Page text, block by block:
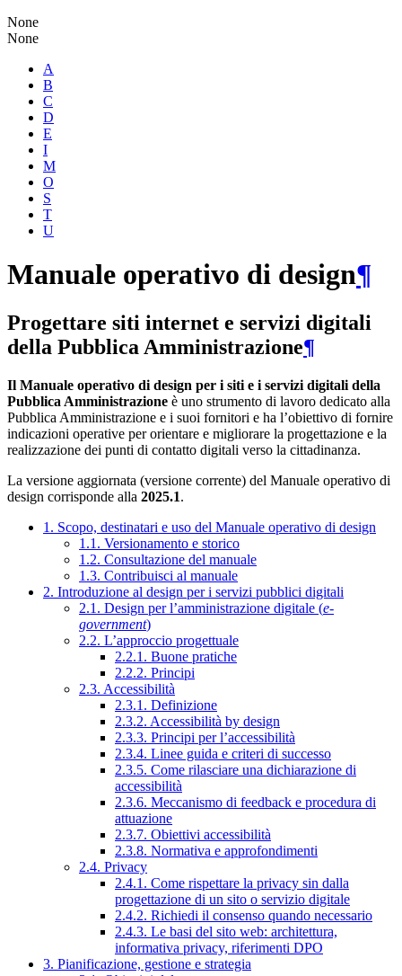
None
None
A
B
C
D
E
I
M
O
S
T
U
Manuale operativo di design¶
Progettare siti internet e servizi digitali
della Pubblica Amministrazione¶
Il Manuale operativo di design per i siti e i servizi digitali della
Pubblica Amministrazione è uno strumento di lavoro dedicato alla
Pubblica Amministrazione e i suoi fornitori e ha l’obiettivo di fornire
indicazioni operative per orientare e migliorare la progettazione e la
realizzazione dei punti di contatto digitali verso la cittadinanza.
La versione aggiornata (versione corrente) del Manuale operativo di
design corrisponde alla 2025.1.
1. Scopo, destinatari e uso del Manuale operativo di design
1.1. Versionamento e storico
1.2. Consultazione del manuale
1.3. Contribuisci al manuale
2. Introduzione al design per i servizi pubblici digitali
2.1. Design per l’amministrazione digitale (e-
government)
2.2. L’approccio progettuale
2.2.1. Buone pratiche
2.2.2. Principi
2.3. Accessibilità
2.3.1. Definizione
2.3.2. Accessibilità by design
2.3.3. Principi per l’accessibilità
2.3.4. Linee guida e criteri di successo
2.3.5. Come rilasciare una dichiarazione di
accessibilità
2.3.6. Meccanismo di feedback e procedura di
attuazione
2.3.7. Obiettivi accessibilità
2.3.8. Normativa e approfondimenti
2.4. Privacy
2.4.1. Come rispettare la privacy sin dalla
progettazione di un sito o servizio digitale
2.4.2. Richiedi il consenso quando necessario
2.4.3. Le basi del sito web: architettura,
informativa privacy, riferimenti DPO
3. Pianificazione, gestione e strategia